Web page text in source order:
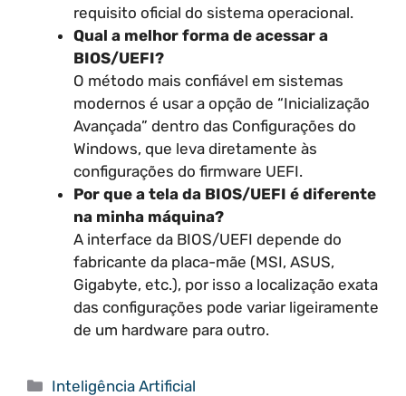
requisito oficial do sistema operacional.
Qual a melhor forma de acessar a
BIOS/UEFI?
O método mais confiável em sistemas
modernos é usar a opção de “Inicialização
Avançada” dentro das Configurações do
Windows, que leva diretamente às
configurações do firmware UEFI.
Por que a tela da BIOS/UEFI é diferente
na minha máquina?
A interface da BIOS/UEFI depende do
fabricante da placa-mãe (MSI, ASUS,
Gigabyte, etc.), por isso a localização exata
das configurações pode variar ligeiramente
de um hardware para outro.
Categorias
Inteligência Artificial